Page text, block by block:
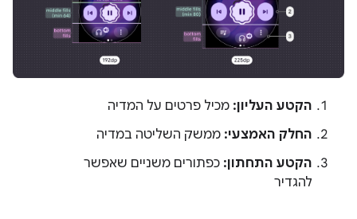
הקטע העליון: מכיל פרטים על המדיה
החלק האמצעי: ממשק השליטה במדיה
הקטע התחתון: כפתורים משניים שאפשר
להגדיר